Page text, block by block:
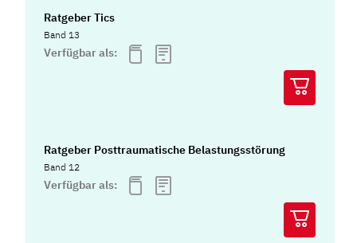
Ratgeber Tics
Band 13
Verfügbar als:
Ratgeber Posttraumatische Belastungsstörung
Band 12
Verfügbar als: